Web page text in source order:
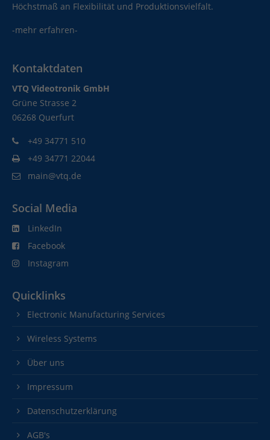
Höchstmaß an Flexibilität und Produktionsvielfalt.
-mehr erfahren-
Kontaktdaten
VTQ Videotronik GmbH
Grüne Strasse 2
06268 Querfurt
+49 34771 510
+49 34771 22044
main@vtq.de
Social Media
LinkedIn
Facebook
Instagram
Quicklinks
Electronic Manufacturing Services
Wireless Systems
Über uns
Impressum
Datenschutzerklärung
AGB's